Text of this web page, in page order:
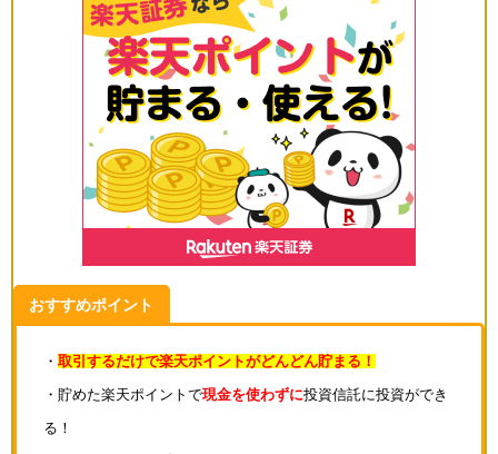
おすすめポイント
・ 取引するだけで楽天ポイントがどんどん貯まる！
・貯めた楽天ポイントで現金を使わずに投資信託に投資ができ
る！